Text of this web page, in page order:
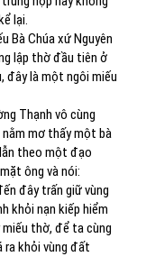
lại.
Bà Chúa xứ Nguyên
lập thờ đầu tiên ở
đây là một ngôi miếu
Thạnh vô cùng
mơ thấy một bà
theo một đạo
ông và nói:
đây trấn giữ vùng
khỏi nạn kiếp hiểm
miếu thờ, để ta cùng
ra khỏi vùng đất